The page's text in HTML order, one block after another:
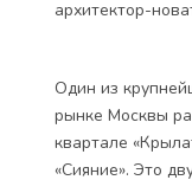
архитектор-
Один из
рынке Москвы
квартале
«Сияние». Это